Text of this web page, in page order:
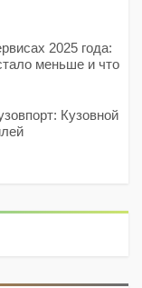
2025 года:
меньше и что
Кузовной